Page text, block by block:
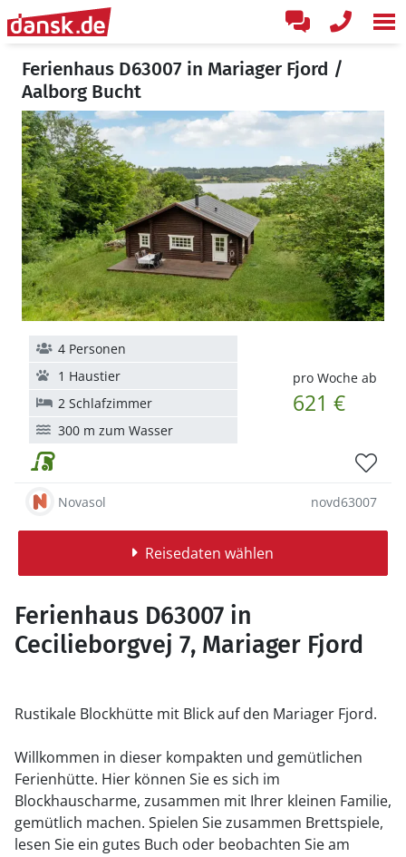
Ferienhaus D63007 in Mariager Fjord /
Aalborg Bucht
pro Woche ab
621 €
4 Personen
1 Haustier
2 Schlafzimmer
300 m zum Wasser
Novasol novd63007
Reisedaten wählen
Ferienhaus D63007 in
Cecilieborgvej 7, Mariager Fjord
Rustikale Blockhütte mit Blick auf den Mariager Fjord.
Willkommen in dieser kompakten und gemütlichen
Ferienhütte. Hier können Sie es sich im
Blockhauscharme, zusammen mit Ihrer kleinen Familie,
gemütlich machen. Spielen Sie zusammen Brettspiele,
lesen Sie ein gutes Buch oder beobachten Sie am